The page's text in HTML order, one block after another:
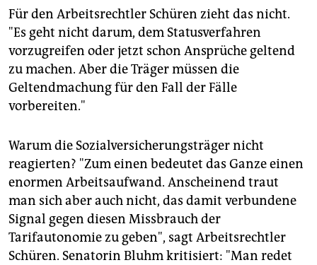
Für den Arbeitsrechtler Schüren zieht das nicht.
"Es geht nicht darum, dem Statusverfahren
vorzugreifen oder jetzt schon Ansprüche geltend
zu machen. Aber die Träger müssen die
Geltendmachung für den Fall der Fälle
vorbereiten."
Warum die Sozialversicherungsträger nicht
reagierten? "Zum einen bedeutet das Ganze einen
enormen Arbeitsaufwand. Anscheinend traut
man sich aber auch nicht, das damit verbundene
Signal gegen diesen Missbrauch der
Tarifautonomie zu geben", sagt Arbeitsrechtler
Schüren. Senatorin Bluhm kritisiert: "Man redet